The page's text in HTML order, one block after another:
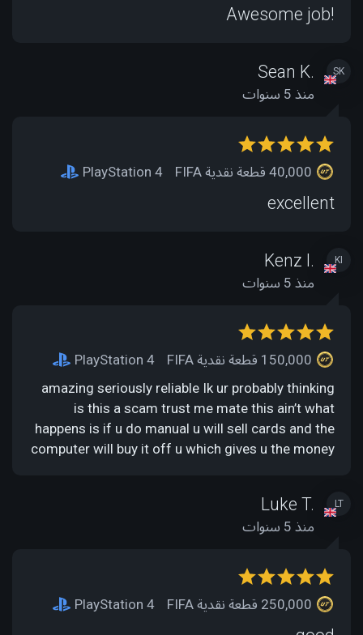
Awesome job!
SK
Sean K.
منذ 5 سنوات
PlayStation 4
excellent
KI
Kenz I.
منذ 5 سنوات
PlayStation 4
amazing seriously reliable Ik ur probably thinking
is this a scam trust me mate this ain’t what
happens is if u do manual u will sell cards and the
computer will buy it off u which gives u the money
LT
Luke T.
منذ 5 سنوات
PlayStation 4